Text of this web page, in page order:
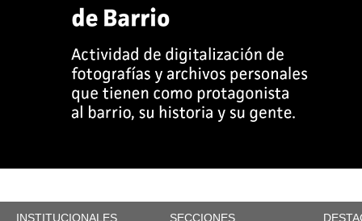
INSTITUCIONALES SECCIONES